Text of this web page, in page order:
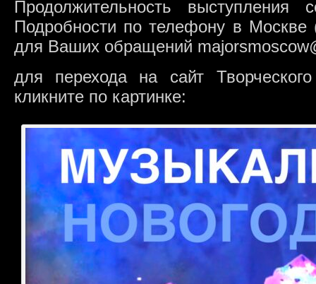
Продолжительность выступления
Подробности по телефону в
для Ваших обращений
для перехода на сайт
кликните по картинке: